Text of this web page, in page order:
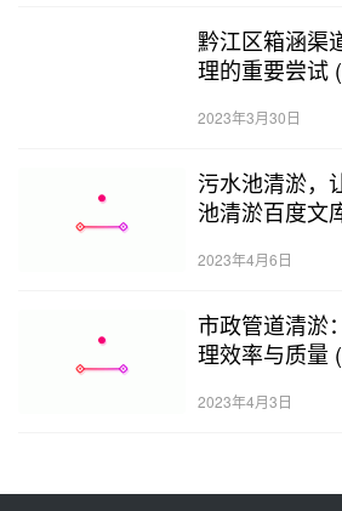
黔江区箱涵渠
理的重要尝试
2023年3月30日
污水池清淤，
池清淤百度文
2023年4月6日
市政管道清淤
理效率与质量
2023年4月3日